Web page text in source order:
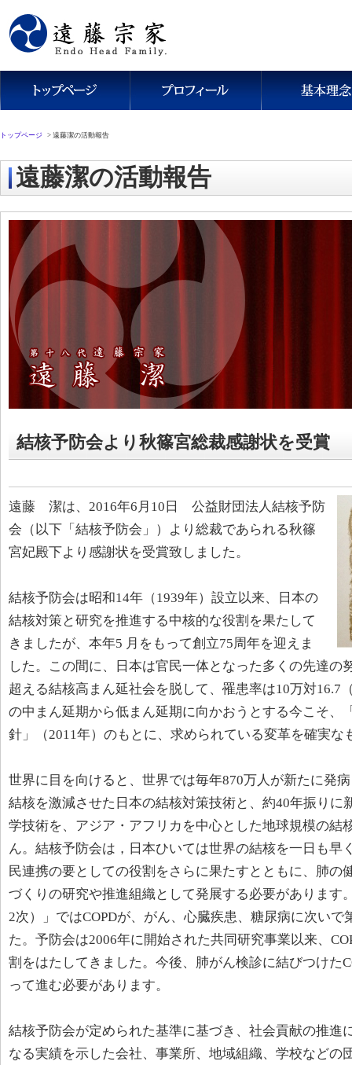
トップページ > 遠藤潔の活動報告
遠藤潔の活動報告
結核予防会より秋篠宮総裁感謝状を受賞
遠藤 潔は、2016年6月10日 公益財団法人結核予防
会（以下「結核予防会」）より総裁であられる秋篠
宮妃殿下より感謝状を受賞致しました。
結核予防会は昭和14年（1939年）設立以来、日本の
結核対策と研究を推進する中核的な役割を果たして
きましたが、本年5 月をもって創立75周年を迎えま
した。この間に、日本は官民一体となった多くの先達の
超える結核高まん延社会を脱して、罹患率は10万対16.7
の中まん延期から低まん延期に向かおうとする今こそ、
針」（2011年）のもとに、求められている変革を確実な
世界に目を向けると、世界では毎年870万人が新たに発
結核を激減させた日本の結核対策技術と、約40年振りに
学技術を、アジア・アフリカを中心とした地球規模の結
ん。結核予防会は，日本ひいては世界の結核を一日も早
民連携の要としての役割をさらに果たすとともに、肺の
づくりの研究や推進組織として発展する必要があります
2次）」ではCOPDが、がん、心臓疾患、糖尿病に次い
た。予防会は2006年に開始された共同研究事業以来、
割をはたしてきました。今後、肺がん検診に結びつけた
って進む必要があります。
結核予防会が定められた基準に基づき、社会貢献の推進
なる実績を示した会社、事業所、地域組織、学校などの